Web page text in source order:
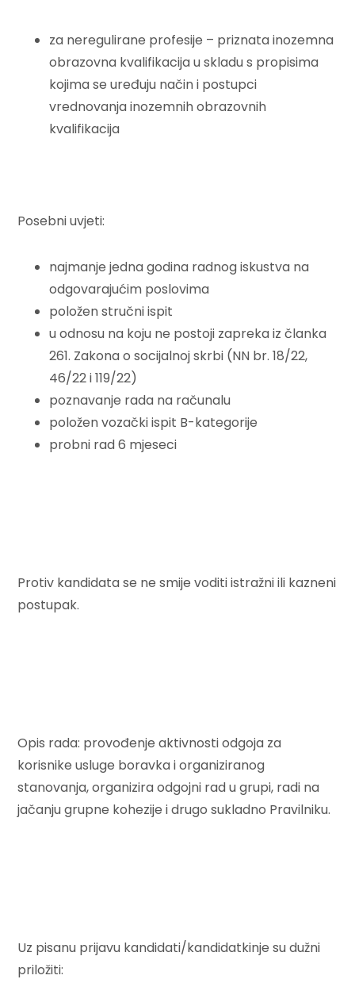
za neregulirane profesije – priznata inozemna
obrazovna kvalifikacija u skladu s propisima
kojima se uređuju način i postupci
vrednovanja inozemnih obrazovnih
kvalifikacija
Posebni uvjeti:
najmanje jedna godina radnog iskustva na
odgovarajućim poslovima
položen stručni ispit
u odnosu na koju ne postoji zapreka iz članka
261. Zakona o socijalnoj skrbi (NN br. 18/22,
46/22 i 119/22)
poznavanje rada na računalu
položen vozački ispit B-kategorije
probni rad 6 mjeseci
Protiv kandidata se ne smije voditi istražni ili kazneni
postupak.
Opis rada: provođenje aktivnosti odgoja za
korisnike usluge boravka i organiziranog
stanovanja, organizira odgojni rad u grupi, radi na
jačanju grupne kohezije i drugo sukladno Pravilniku.
Uz pisanu prijavu kandidati/kandidatkinje su dužni
priložiti: